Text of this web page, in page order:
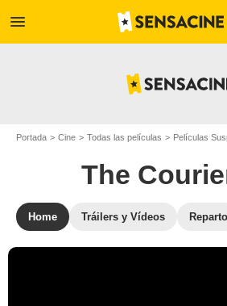
menu
Portada Cine Todas las películas Películas
The
Home Tráilers y Vídeos Reparto